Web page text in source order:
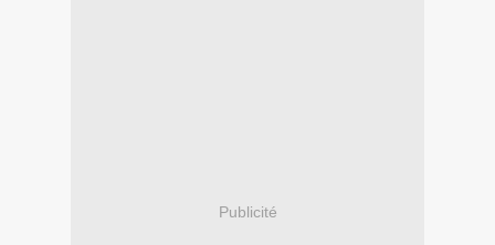
Publicité